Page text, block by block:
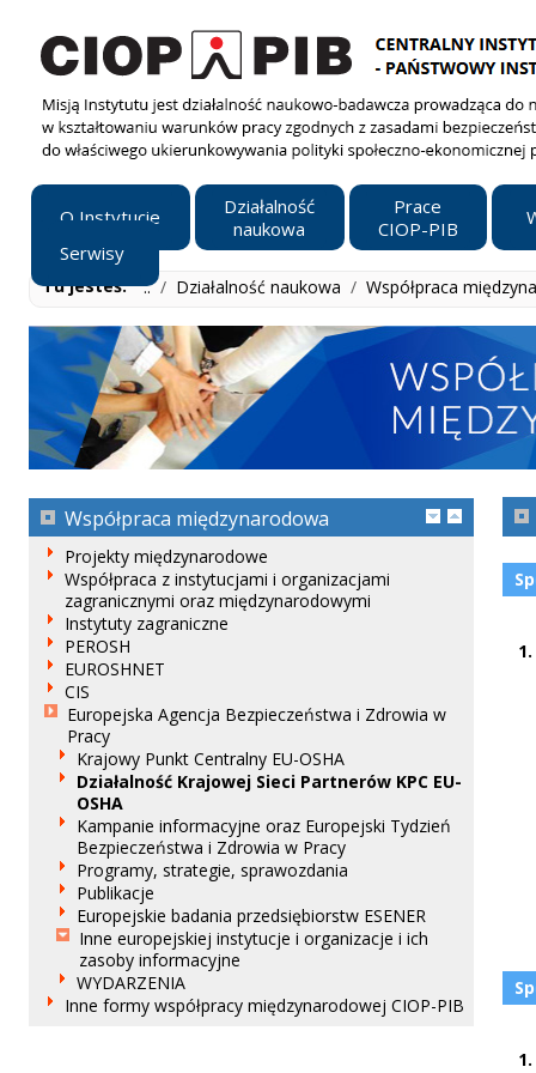
O Instytucie
Działalność
naukowa
Prace
CIOP-PIB
Serwisy
Tu jesteś: ../ Działalność naukowa / Współpraca
Współpraca międzynarodowa
Projekty międzynarodowe
Współpraca z instytucjami i organizacjami
zagranicznymi oraz międzynarodowymi
Instytuty zagraniczne
PEROSH
EUROSHNET
CIS
Europejska Agencja Bezpieczeństwa i Zdrowia w
Pracy
Krajowy Punkt Centralny EU-OSHA
Działalność Krajowej Sieci Partnerów KPC EU-
OSHA
Kampanie informacyjne oraz Europejski Tydzień
Bezpieczeństwa i Zdrowia w Pracy
Programy, strategie, sprawozdania
Publikacje
Europejskie badania przedsiębiorstw ESENER
Inne europejskiej instytucje i organizacje i ich
zasoby informacyjne
WYDARZENIA
Inne formy współpracy międzynarodowej CIOP-PIB
1.
1.